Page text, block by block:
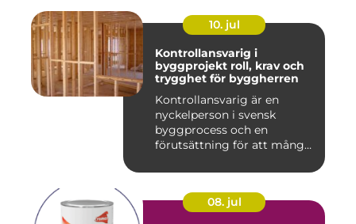
10. jul
Kontrollansvarig i
byggprojekt roll, krav och
trygghet för byggherren
Kontrollansvarig är en
nyckelperson i svensk
byggprocess och en
förutsättning för att många
08. jul